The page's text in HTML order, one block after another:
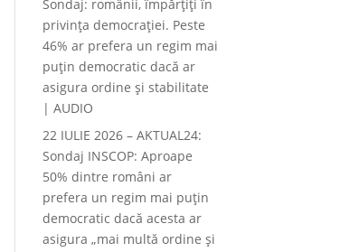
Sondaj: românii, împărțiți în
privința democrației. Peste
46% ar prefera un regim mai
puțin democratic dacă ar
asigura ordine și stabilitate
| AUDIO
22 IULIE 2026 – AKTUAL24:
Sondaj INSCOP: Aproape
50% dintre români ar
prefera un regim mai puțin
democratic dacă acesta ar
asigura „mai multă ordine și